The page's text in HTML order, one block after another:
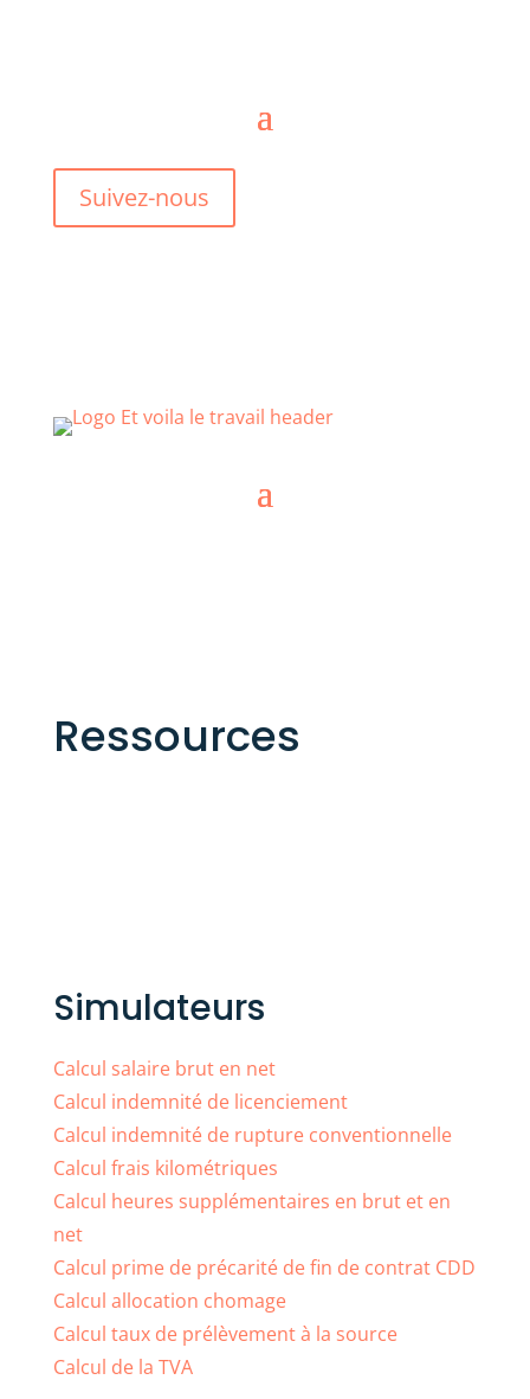
Suivez-nous
Ressources
Simulateurs
Calcul salaire brut en net
Calcul indemnité de licenciement
Calcul indemnité de rupture conventionnelle
Calcul frais kilométriques
Calcul heures supplémentaires en brut et en
net
Calcul prime de précarité de fin de contrat CDD
Calcul allocation chomage
Calcul taux de prélèvement à la source
Calcul de la TVA